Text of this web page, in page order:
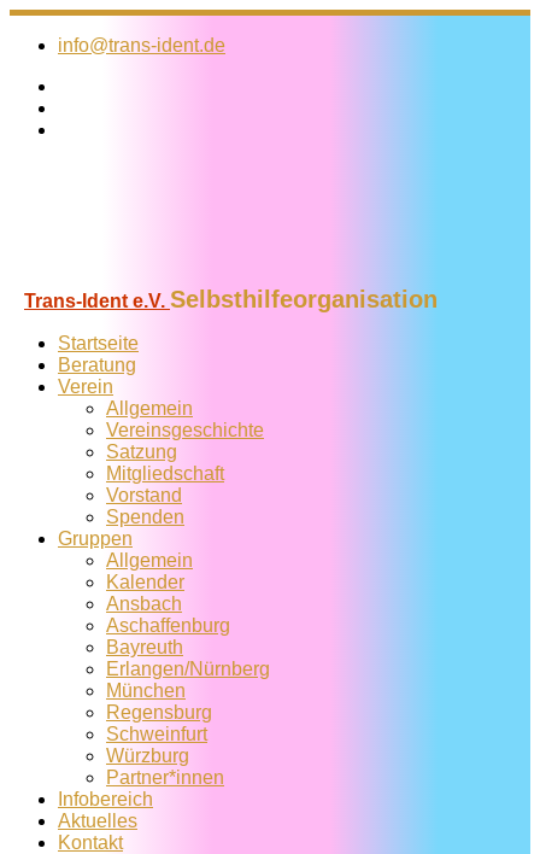
Zum
Inhalt
info@trans-ident.de
Trans-Ident e.V. Selbsthilfeorganisation
Startseite
Beratung
Verein
Allgemein
Vereins­geschichte
Satzung
Mitglied­schaft
Vorstand
Spenden
Gruppen
Allgemein
Kalender
Ansbach
Aschaffenburg
Bayreuth
Erlangen/Nürnberg
München
Regensburg
Schweinfurt
Würzburg
Partner*innen
Infobereich
Aktuelles
Kontakt